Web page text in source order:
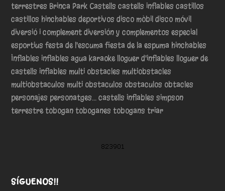
terrestres Brinca Park Castells castells inflables castillos
castillos hinchables deportivos disco mòbil disco móvil
diversió i complement diversión y complementos especial
esportius festa de l'escuma fiesta de la espuma hinchables
Inflables inflables agua karaoke lloguer d'inflables lloguer de
castells inflables multi obstacles multiobstacles
multiobstaculos multi obstaculos obstaculos obtacles
personajes personatges... castells inflables simpson
terrestre tobogan toboganes tobogans triar
SÍGUENOS!!